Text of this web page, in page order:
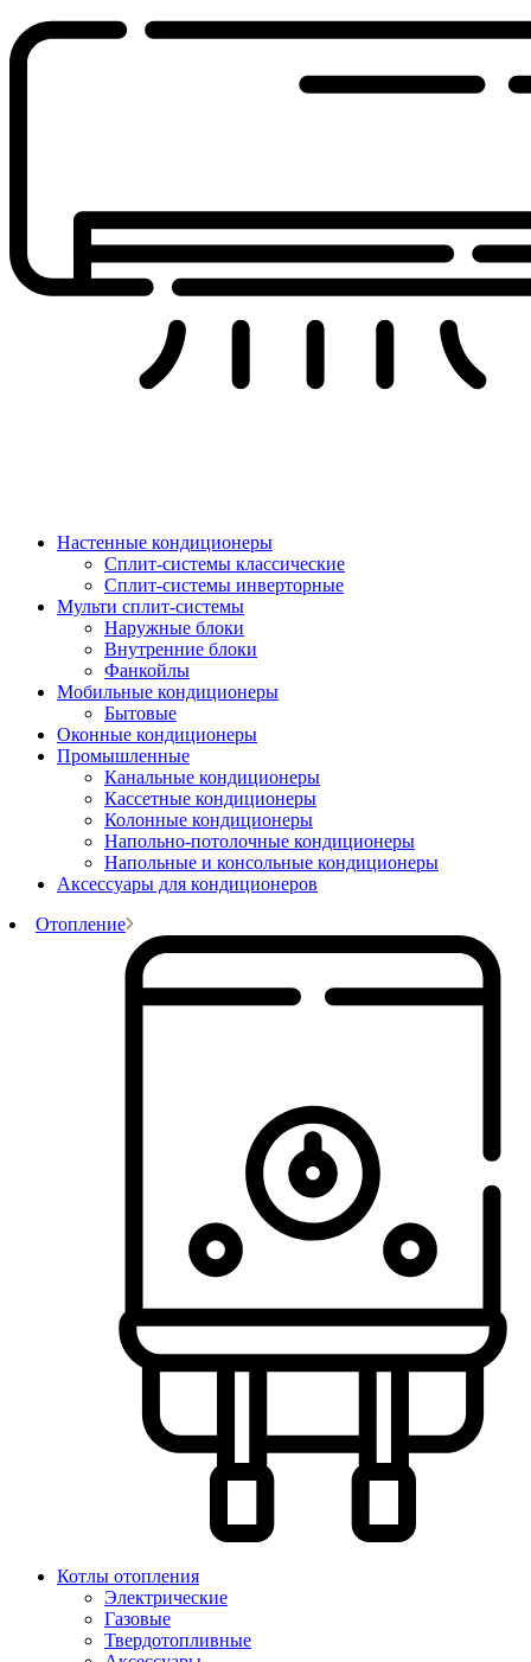
Настенные кондиционеры
Сплит-системы классические
Сплит-системы инверторные
Мульти сплит-системы
Наружные блоки
Внутренние блоки
Фанкойлы
Мобильные кондиционеры
Бытовые
Оконные кондиционеры
Промышленные
Канальные кондиционеры
Кассетные кондиционеры
Колонные кондиционеры
Напольно-потолочные кондиционеры
Напольные и консольные кондиционеры
Аксессуары для кондиционеров
Отопление
Котлы отопления
Электрические
Газовые
Твердотопливные